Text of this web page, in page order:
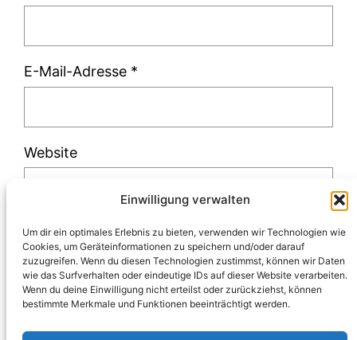
Einwilligung verwalten
Um dir ein optimales Erlebnis zu bieten, verwenden wir Technologien wie
Cookies, um Geräteinformationen zu speichern und/oder darauf
zuzugreifen. Wenn du diesen Technologien zustimmst, können wir Daten
wie das Surfverhalten oder eindeutige IDs auf dieser Website verarbeiten.
Wenn du deine Einwilligung nicht erteilst oder zurückziehst, können
bestimmte Merkmale und Funktionen beeinträchtigt werden.
E-Mail-Adresse *
Website
Diese Website verwendet Akismet, um Spam
zu reduzieren.Erfahre, wie deine
Kommentardaten verarbeitet werden.